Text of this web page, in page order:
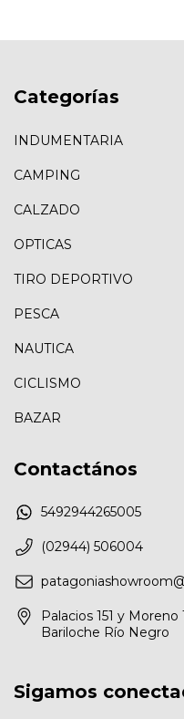
Categorías
INDUMENTARIA
CAMPING
CALZADO
OPTICAS
TIRO DEPORTIVO
PESCA
NAUTICA
CICLISMO
BAZAR
Contactános
5492944265005
(02944) 506004
Palacios 151 y
Bariloche Río Negro
Sigamos